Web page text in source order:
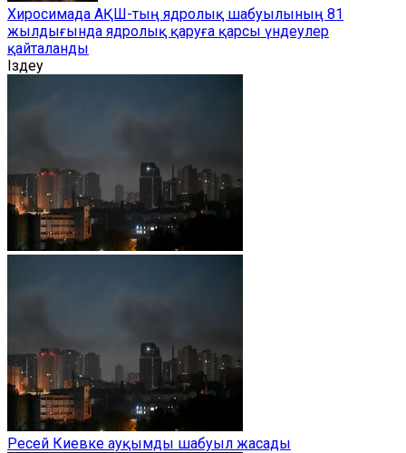
Хиросимада АҚШ-тың ядролық шабуылының 81
жылдығында ядролық қаруға қарсы үндеулер
қайталанды
Іздеу
Ресей Киевке ауқымды шабуыл жасады